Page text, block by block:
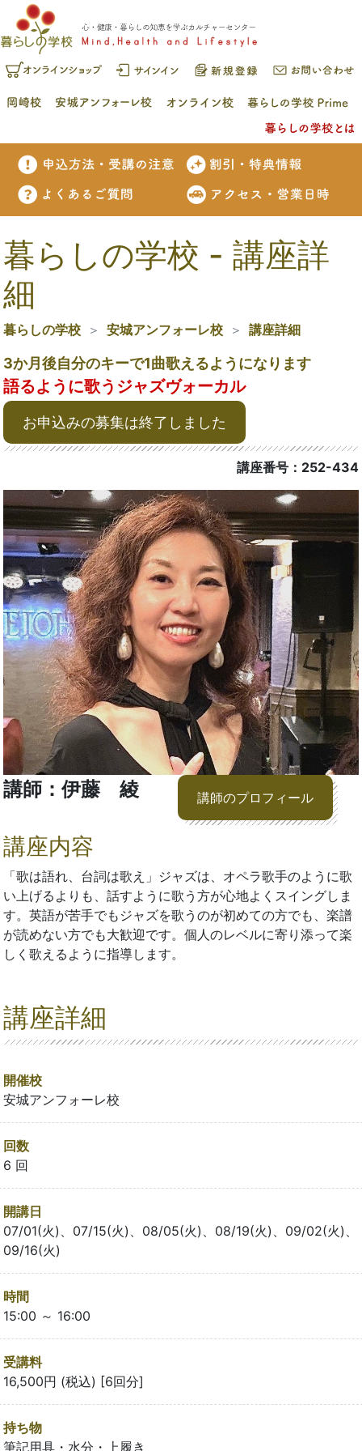
暮らしの学校 - 講座詳
細
暮らしの学校 安城アンフォーレ校 講座詳細
3か月後自分のキーで1曲歌えるようになります
語るように歌うジャズヴォーカル
お申込みの募集は終了しました
講座番号：252-434
講師：伊藤 綾 講師のプロフィール
講座内容
「歌は語れ、台詞は歌え」ジャズは、オペラ歌手のように歌
い上げるよりも、話すように歌う方が心地よくスイングしま
す。英語が苦手でもジャズを歌うのが初めての方でも、楽譜
が読めない方でも大歓迎です。個人のレベルに寄り添って楽
しく歌えるように指導します。
講座詳細
開催校
安城アンフォーレ校
回数
6 回
開講日
07/01(火)、07/15(火)、08/05(火)、08/19(火)、09/02(火)、
09/16(火)
時間
15:00 ～ 16:00
受講料
16,500円 (税込) [6回分]
持ち物
筆記用具・水分・上履き